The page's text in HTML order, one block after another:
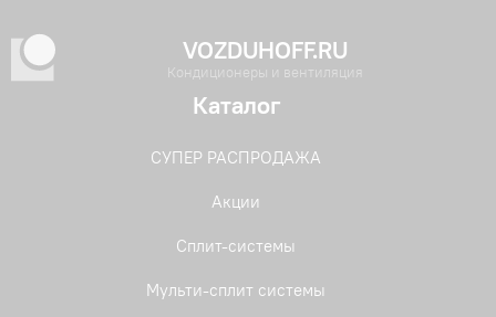
VOZDUHOFF.RU
Кондиционеры и вентиляция
Каталог
СУПЕР РАСПРОДАЖА
Акции
Сплит-системы
Мульти-сплит системы